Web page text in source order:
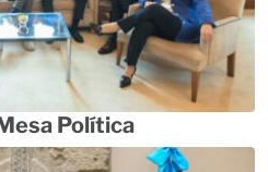
Política